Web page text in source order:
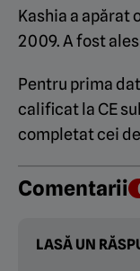
Kashia a apărat
2009. A fost
Pentru prima
calificat la CE
completat cei
Comentarii
LASĂ UN